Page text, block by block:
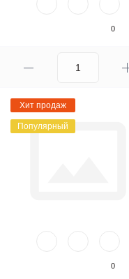
0
Хит продаж
Популярный
0